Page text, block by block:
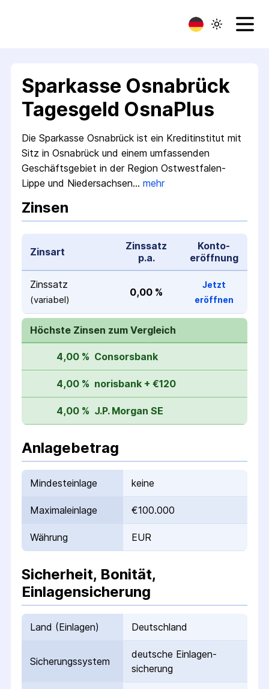
Sparkasse Osnabrück
Tagesgeld OsnaPlus
Die Sparkasse Osnabrück ist ein Kredit­institut mit
Sitz in Osnabrück und einem umfassenden
Geschäfts­gebiet in der Region Ostwestfalen-
Lippe und Niedersachsen… mehr
Zinsen
Zinsart
Zinssatz
p.a.
Konto­
eröffnung
Zinssatz
(variabel)
0,00 %
Jetzt
eröffnen
Höchste Zinsen zum Vergleich
4,00 % Consorsbank
4,00 % norisbank + €120
4,00 % J.P. Morgan SE
Anlagebetrag
Mindesteinlage keine
Maximaleinlage €100.000
Währung EUR
Sicherheit, Bonität,
Einlagensicherung
Land (Einlagen) Deutschland
Sicherungs­system
deutsche Einlagen­
sicherung